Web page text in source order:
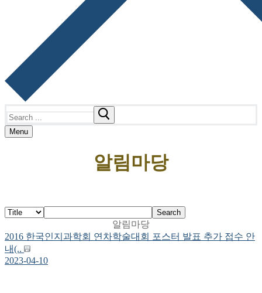
for:
Menu
알림마당
Search
알림마당
2016 한국인지과학회 연차학술대회 포스터 발표 추가 접수 안
내(..
2023-04-10